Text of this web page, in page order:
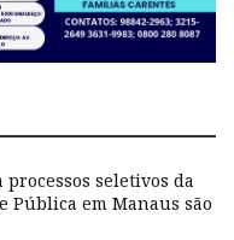
seletivos da
Pública em Manaus são